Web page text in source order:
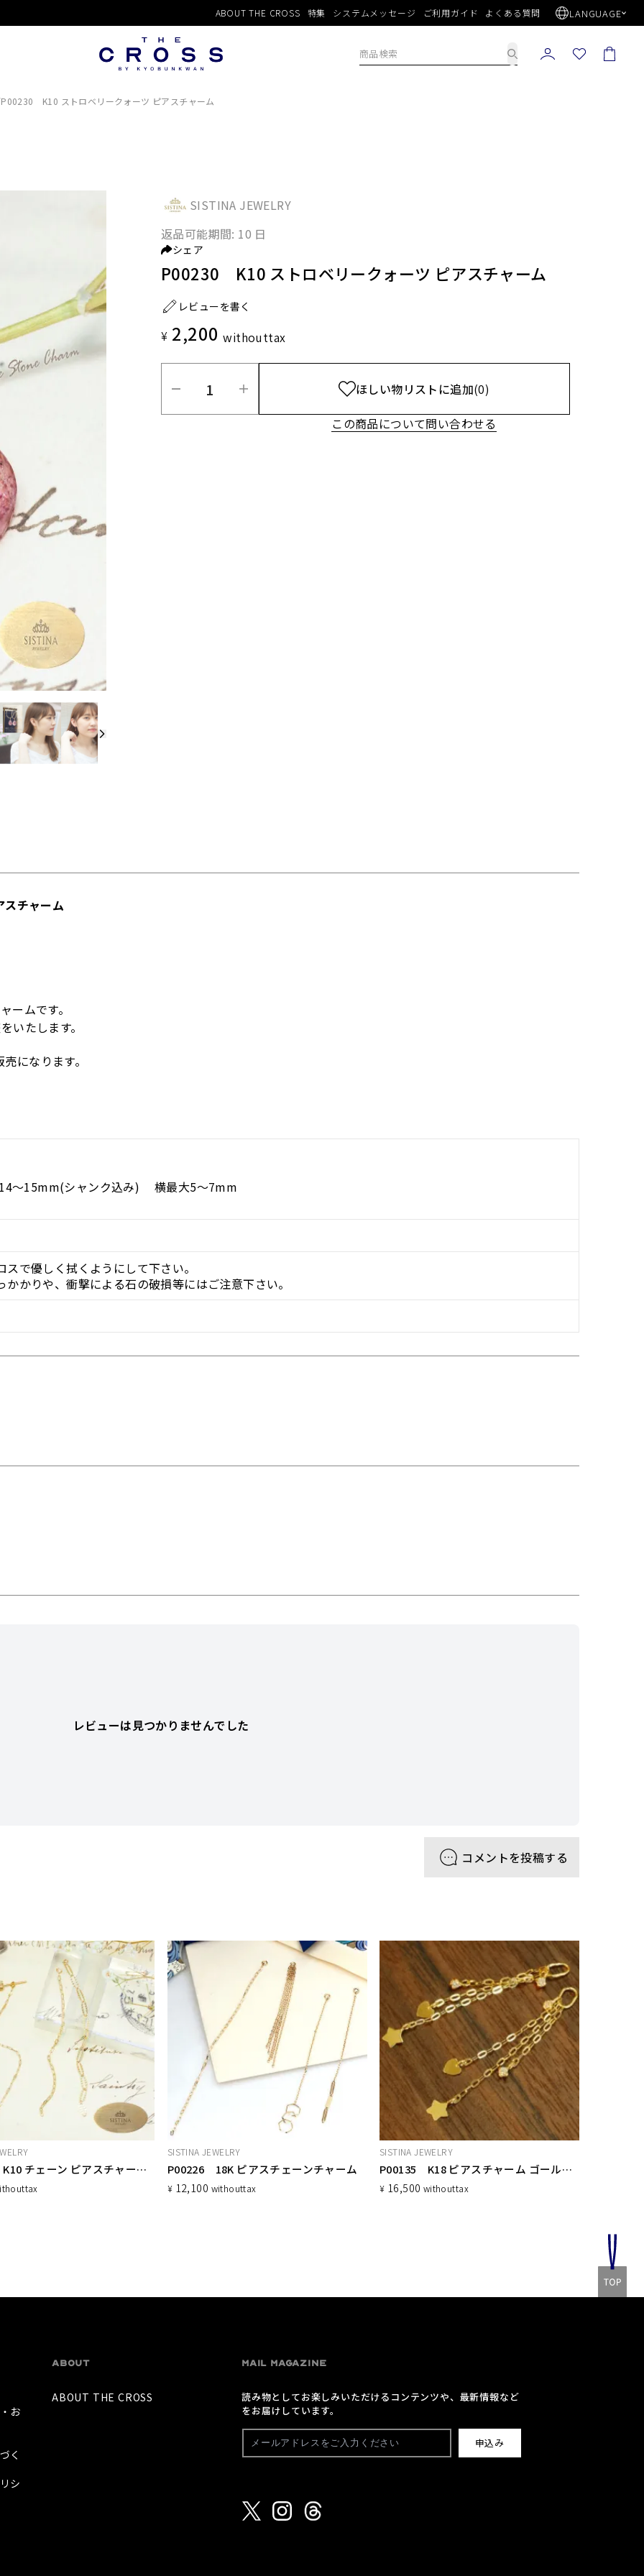
ABOUT THE CROSS 特集 システムメッセージ ご利用ガイド よくある質問 LANGUAGE
P00230 K10 ストロベリークォーツ ピアスチャーム
SISTINA JEWELRY
返品可能期間: 10 日
シェア
P00230 K10 ストロベリークォーツ ピアスチャーム
レビューを書く
¥ 2,200 withouttax
ほしい物リストに追加(0)
この商品について問い合わせる
スチャーム
ームです。
いたします。
になります。
～15mm(シャンク込み) 横最大5～7mm
で優しく拭くようにして下さい。
かりや、衝撃による石の破損等にはご注意下さい。
レビューは見つかりませんでした
コメントを投稿する
P00229 K10 チェーン ピアスチャーム 片耳用
tax
SISTINA JEWELRY
P00226 18K ピアスチェーンチャーム
¥ 12,100 withouttax
SISTINA JEWELRY
P00135 K18 ピアスチャーム ゴールドチェーン 片耳販売
¥ 16,500 withouttax
お
く
シ
ABOUT
ABOUT THE CROSS
MAIL MAGAZINE
読み物としてお楽しみいただけるコンテンツや、最新情報など
をお届けしています。